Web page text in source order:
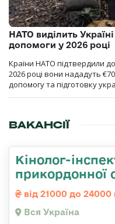
НАТО виділить
допомоги у 2026 році
Країни НАТО підтвердили
2026 році вони нададуть
допомогу та підготовку
ВАКАНСІЇ
Кінолог-
прикордонної
від 21000 до 24000
Вся Україна